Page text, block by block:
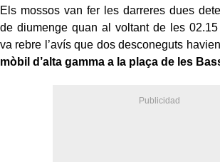
Els mossos van fer les darreres dues
de diumenge quan al voltant de les
va rebre l’avís que dos desconeguts
mòbil d’alta gamma a la plaça de les